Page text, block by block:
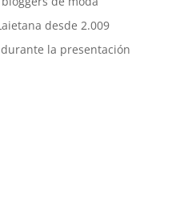
desde 2.009
la presentación